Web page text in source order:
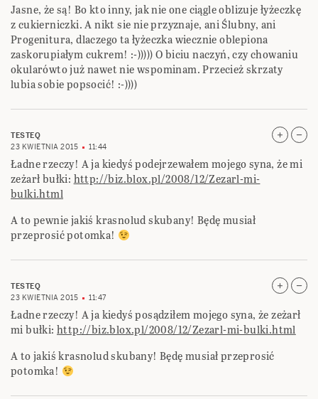
Jasne, że są! Bo kto inny, jak nie one ciągle oblizuje łyżeczkę
z cukierniczki. A nikt sie nie przyznaje, ani Ślubny, ani
Progenitura, dlaczego ta łyżeczka wiecznie oblepiona
zaskorupiałym cukrem! :-))))) O biciu naczyń, czy chowaniu
okularówto już nawet nie wspominam. Przecież skrzaty
lubia sobie popsocić! :-))))
TESTEQ
23 KWIETNIA 2015
11:44
Ładne rzeczy! A ja kiedyś podejrzewałem mojego syna, że mi
zeżarł bułki: http://biz.blox.pl/2008/12/Zezarl-mi-
bulki.html
A to pewnie jakiś krasnolud skubany! Będę musiał
przeprosić potomka!
TESTEQ
23 KWIETNIA 2015
11:47
Ładne rzeczy! A ja kiedyś posądziłem mojego syna, że zeżarł
mi bułki:http://biz.blox.pl/2008/12/Zezarl-mi-bulki.html
A to jakiś krasnolud skubany! Będę musiał przeprosić
potomka!